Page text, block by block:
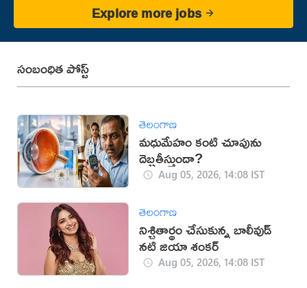
Explore more jobs
సంబంధిత పోస్ట్
తెలంగాణ
మధుమేహం కంటి చూపును
దెబ్బతీస్తుందా?
Aug 05, 2026, 14:08 IST
తెలంగాణ
నిశ్చితార్థం చేసుకున్న బాలీవుడ్
నటి జియా శంకర్
Aug 05, 2026, 14:08 IST